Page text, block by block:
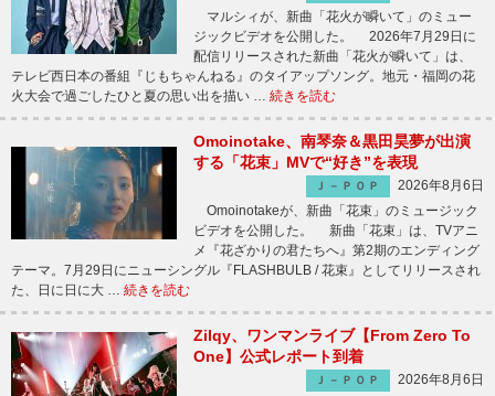
マルシィが、新曲「花火が瞬いて」のミュー
ジックビデオを公開した。 2026年7月29日に
配信リリースされた新曲「花火が瞬いて」は、
テレビ西日本の番組『じもちゃんねる』のタイアップソング。地元・福岡の花
火大会で過ごしたひと夏の思い出を描い … 続きを読む
Omoinotake、南琴奈＆黒田昊夢が出演
する「花束」MVで“好き”を表現
Ｊ－ＰＯＰ
2026年8月6日
Omoinotakeが、新曲「花束」のミュージック
ビデオを公開した。 新曲「花束」は、TVアニ
メ『花ざかりの君たちへ』第2期のエンディング
テーマ。7月29日にニューシングル『FLASHBULB / 花束』としてリリースされ
た、日に日に大 … 続きを読む
Zilqy、ワンマンライブ【From Zero To
One】公式レポート到着
Ｊ－ＰＯＰ
2026年8月6日